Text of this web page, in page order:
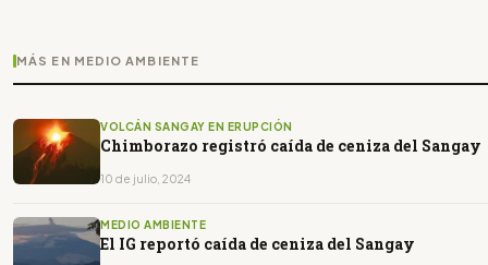
MÁS EN MEDIO AMBIENTE
VOLCÁN SANGAY EN ERUPCIÓN
Chimborazo registró caída de ceniza del Sangay
10 de julio, 2024
MEDIO AMBIENTE
El IG reportó caída de ceniza del Sangay